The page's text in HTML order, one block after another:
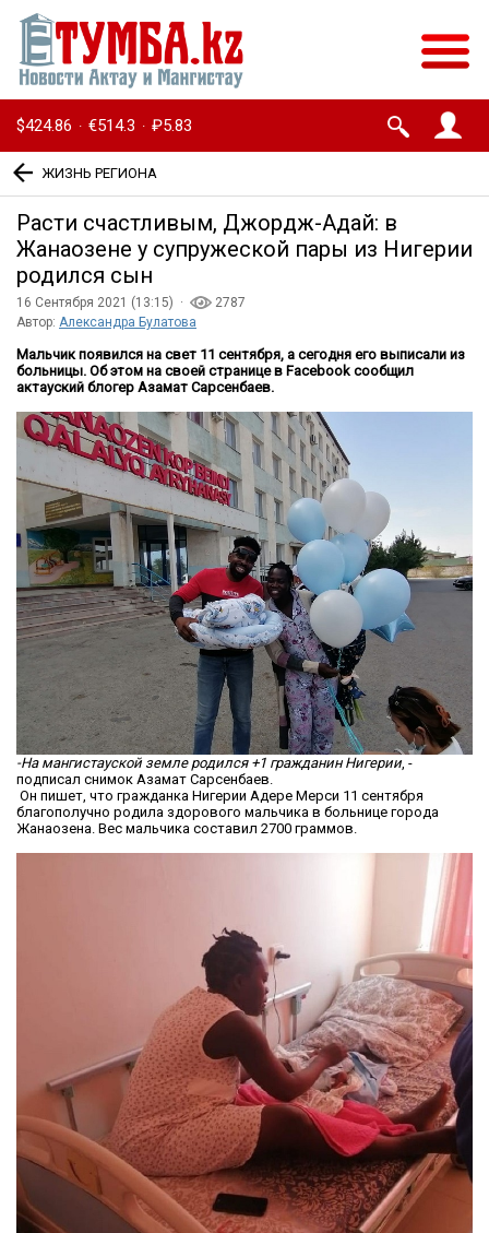
$424.86 · €514.3 · ₽5.83
ЖИЗНЬ РЕГИОНА
Расти счастливым, Джордж-Адай: в
Жанаозене у супружеской пары из Нигерии
родился сын
16 Сентября 2021 (13:15) ·
2787
Автор: Александра Булатова
Мальчик появился на свет 11 сентября, а сегодня его выписали из
больницы. Об этом на своей странице в Facebook сообщил
актауский блогер Азамат Сарсенбаев.
-На мангистауской земле родился +1 гражданин Нигерии, -
подписал снимок Азамат Сарсенбаев.
Он пишет, что гражданка Нигерии Адере Мерси 11 сентября
благополучно родила здорового мальчика в больнице города
Жанаозена. Вес мальчика составил 2700 граммов.